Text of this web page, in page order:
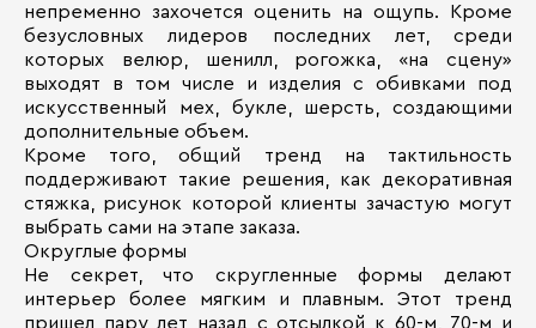
непременно захочется оценить на ощупь. Кроме
безусловных лидеров последних лет, среди
которых велюр, шенилл, рогожка, «на сцену»
выходят в том числе и изделия с обивками под
искусственный мех, букле, шерсть, создающими
дополнительные объем.
Кроме того, общий тренд на тактильность
поддерживают такие решения, как декоративная
стяжка, рисунок которой клиенты зачастую могут
выбрать сами на этапе заказа.
Округлые формы
Не секрет, что скругленные формы делают
интерьер более мягким и плавным. Этот тренд
пришел пару лет назад с отсылкой к 60-м, 70-м и